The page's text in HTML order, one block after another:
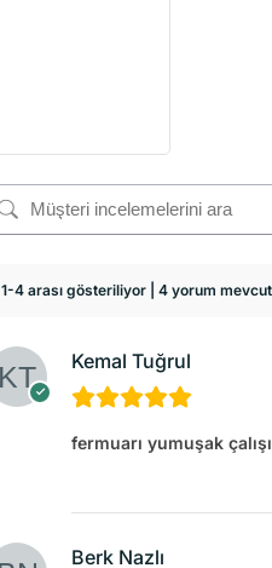
1-4 arası gösteriliyor | 4 yorum mevcut
Kemal Tuğrul
fermuarı yumuşak
Berk Nazlı